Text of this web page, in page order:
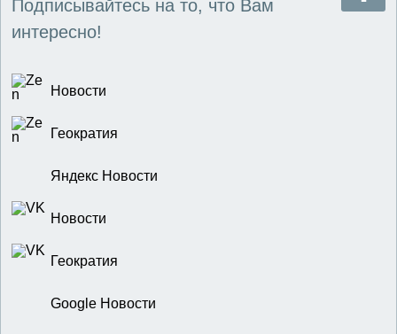
Подписывайтесь на то, что Вам
интересно!
Новости
Геократия
Яндекс Новости
Новости
Геократия
Google Новости